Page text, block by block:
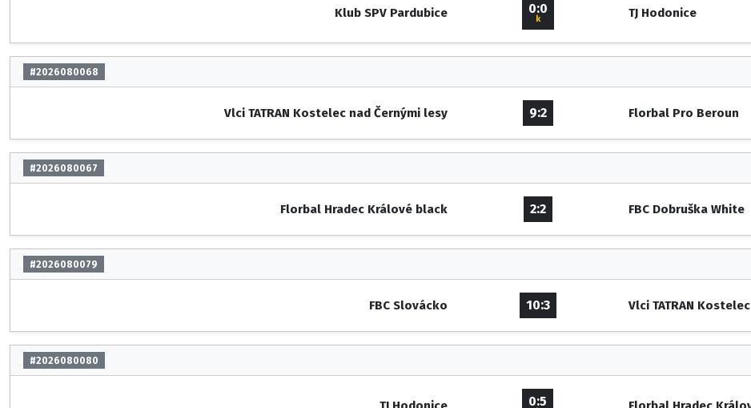
Klub SPV Pardubice 0:0
k TJ Hodonice
#2026080068
Vlci TATRAN Kostelec nad Černými lesy 9:2 Florbal Pro Beroun
#2026080067
Florbal Hradec Králové black 2:2 FBC Dobruška White
#2026080079
FBC Slovácko 10:3 Vlci TATRAN
#2026080080
0:5